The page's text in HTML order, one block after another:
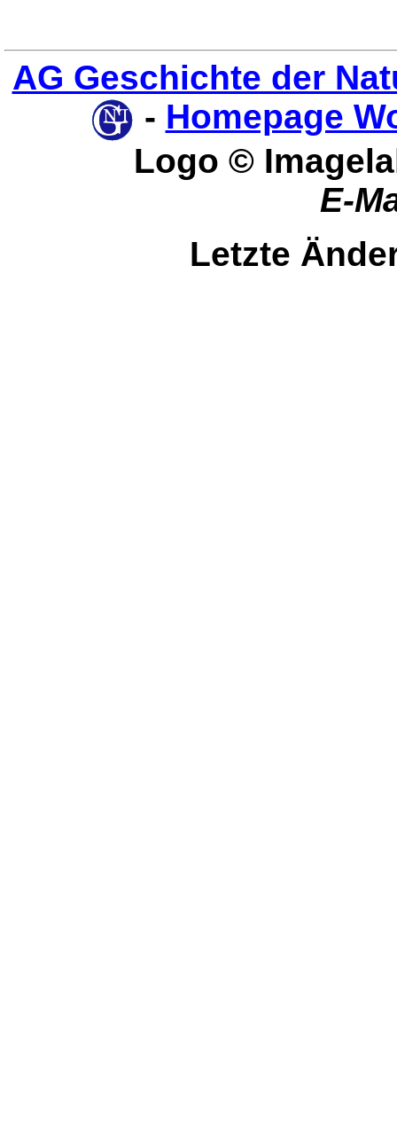
AG Geschichte der
- Homepage
Logo ©
E-
Letzte